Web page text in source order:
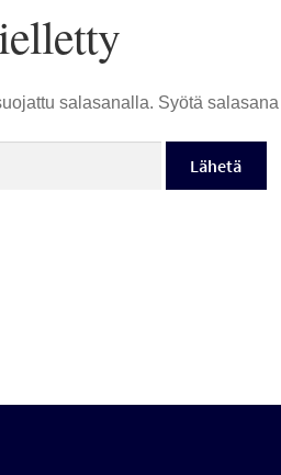
salasanalla. Syötä